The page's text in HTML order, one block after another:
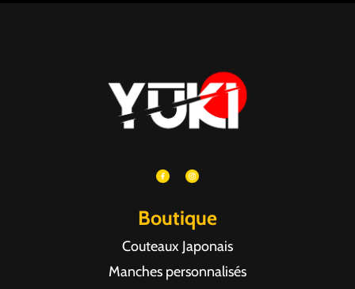
Boutique
Couteaux Japonais
Manches personnalisés